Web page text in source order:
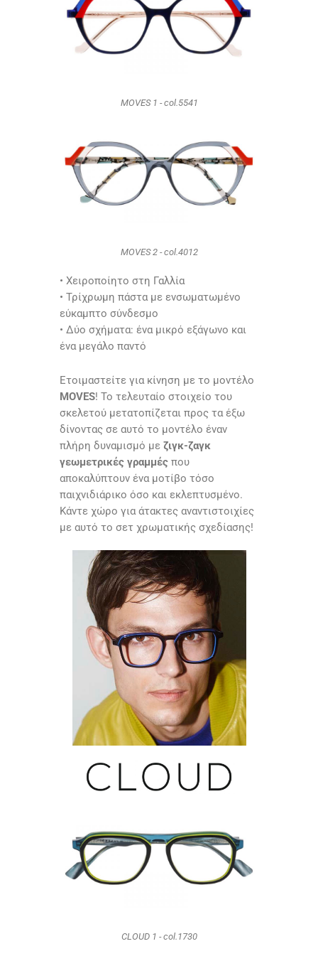
MOVES 1 - col.5541
MOVES 2 - col.4012
• Χειροποίητο στη Γαλλία
• Τρίχρωμη πάστα με ενσωματωμένο
εύκαμπτο σύνδεσμο
• Δύο σχήματα: ένα μικρό εξάγωνο και
ένα μεγάλο παντό
Ετοιμαστείτε για κίνηση με το μοντέλο
MOVES! Το τελευταίο στοιχείο του
σκελετού μετατοπίζεται προς τα έξω
δίνοντας σε αυτό το μοντέλο έναν
πλήρη δυναμισμό με ζιγκ-ζαγκ
γεωμετρικές γραμμές που
αποκαλύπτουν ένα μοτίβο τόσο
παιχνιδιάρικο όσο και εκλεπτυσμένο.
Κάντε χώρο για άτακτες αναντιστοιχίες
με αυτό το σετ χρωματικής σχεδίασης!
CLOUD 1 - col.1730